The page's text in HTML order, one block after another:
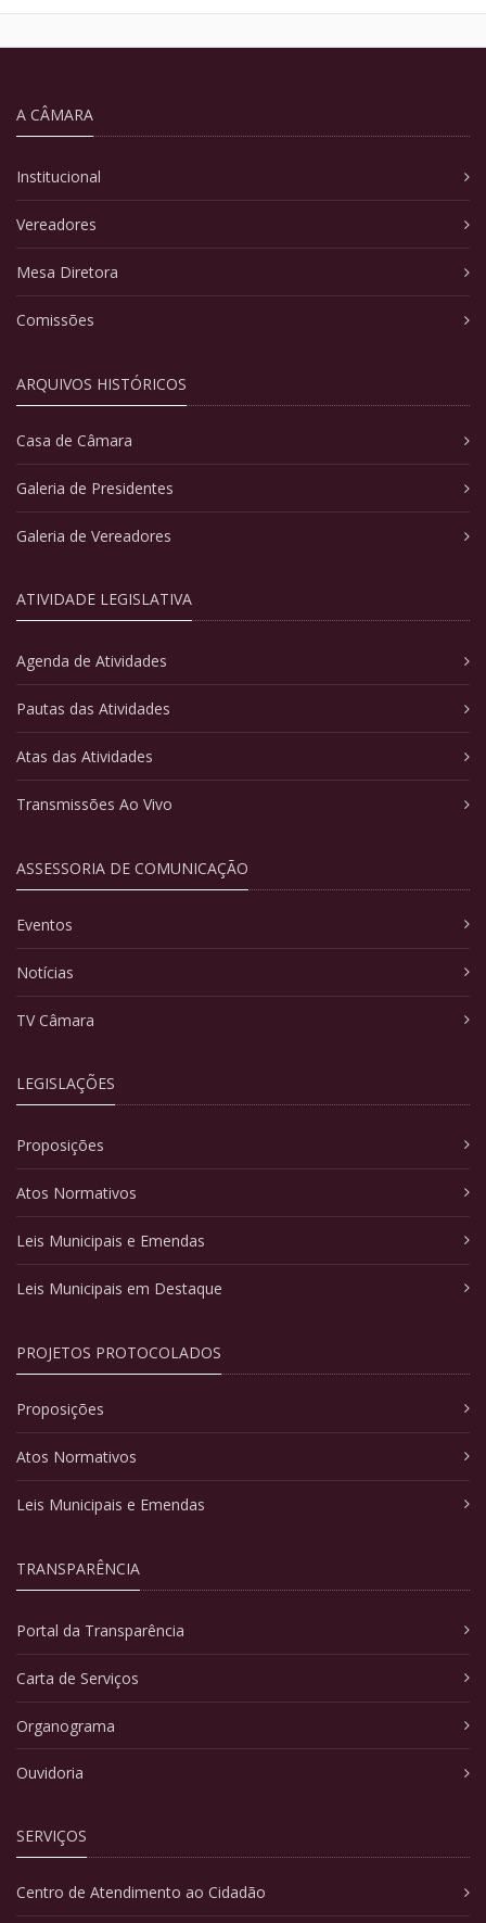
A CÂMARA
Institucional
Vereadores
Mesa Diretora
Comissões
ARQUIVOS HISTÓRICOS
Casa de Câmara
Galeria de Presidentes
Galeria de Vereadores
ATIVIDADE LEGISLATIVA
Agenda de Atividades
Pautas das Atividades
Atas das Atividades
Transmissões Ao Vivo
ASSESSORIA DE COMUNICAÇÃO
Eventos
Notícias
TV Câmara
LEGISLAÇÕES
Proposições
Atos Normativos
Leis Municipais e Emendas
Leis Municipais em Destaque
PROJETOS PROTOCOLADOS
Proposições
Atos Normativos
Leis Municipais e Emendas
TRANSPARÊNCIA
Portal da Transparência
Carta de Serviços
Organograma
Ouvidoria
SERVIÇOS
Centro de Atendimento ao Cidadão